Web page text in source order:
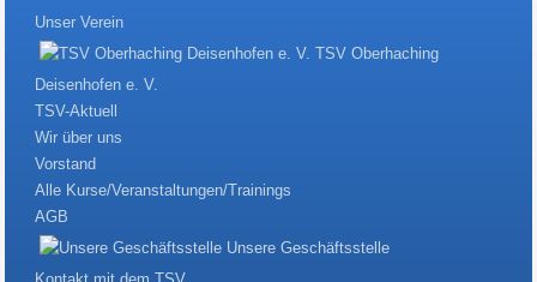
Unser Verein
TSV Oberhaching
Deisenhofen e. V.
TSV-Aktuell
Wir über uns
Vorstand
Alle Kurse/Veranstaltungen/Trainings
AGB
Unsere Geschäftsstelle